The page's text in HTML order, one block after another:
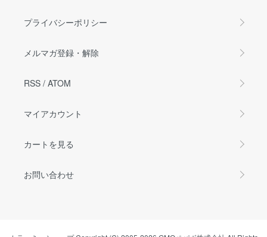
プライバシーポリシー
メルマガ登録・解除
RSS / ATOM
マイアカウント
カートを見る
お問い合わせ